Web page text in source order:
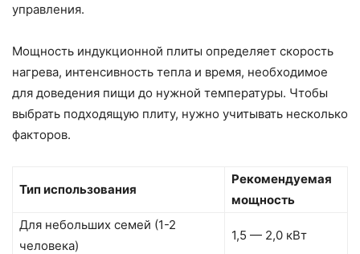
управления.
Мощность индукционной плиты определяет скорость
нагрева, интенсивность тепла и время, необходимое
для доведения пищи до нужной температуры. Чтобы
выбрать подходящую плиту, нужно учитывать несколько
факторов.
Тип использования
Рекомендуемая
мощность
Для небольших семей (1-2
человека)
1,5 — 2,0 кВт